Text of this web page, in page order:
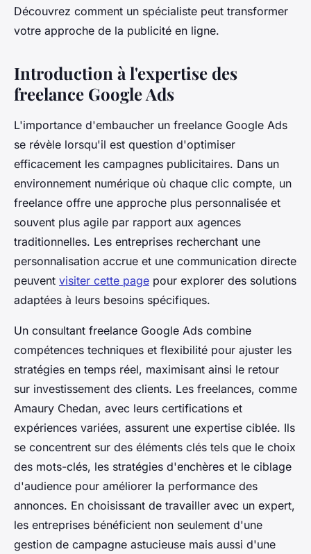
Découvrez comment un spécialiste peut transformer
votre approche de la publicité en ligne.
Introduction à l'expertise des
freelance Google Ads
L'importance d'embaucher un freelance Google Ads
se révèle lorsqu'il est question d'optimiser
efficacement les campagnes publicitaires. Dans un
environnement numérique où chaque clic compte, un
freelance offre une approche plus personnalisée et
souvent plus agile par rapport aux agences
traditionnelles. Les entreprises recherchant une
personnalisation accrue et une communication directe
peuvent visiter cette page pour explorer des solutions
adaptées à leurs besoins spécifiques.
Un consultant freelance Google Ads combine
compétences techniques et flexibilité pour ajuster les
stratégies en temps réel, maximisant ainsi le retour
sur investissement des clients. Les freelances, comme
Amaury Chedan, avec leurs certifications et
expériences variées, assurent une expertise ciblée. Ils
se concentrent sur des éléments clés tels que le choix
des mots-clés, les stratégies d'enchères et le ciblage
d'audience pour améliorer la performance des
annonces. En choisissant de travailler avec un expert,
les entreprises bénéficient non seulement d'une
gestion de campagne astucieuse mais aussi d'une